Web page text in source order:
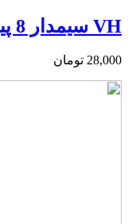
VH سیمدار 8 پین
28,000 تومان